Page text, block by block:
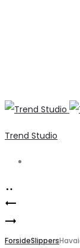
Trend Studio
Product
Flops
Elegant
Fuchsia
ForsideSlippers